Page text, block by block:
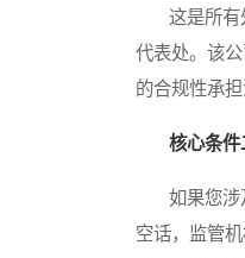
这是所有外
代表处。该
的合规性承
核心条件
如果您涉及
空话，监管